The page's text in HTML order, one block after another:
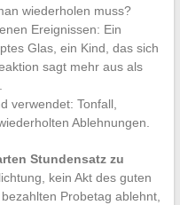
wiederholen muss?
Ereignissen: Ein
Glas, ein Kind, das sich
sagt mehr aus als
verwendet: Tonfall,
Ablehnungen.
Stundensatz zu
kein Akt des guten
Probetag ablehnt,